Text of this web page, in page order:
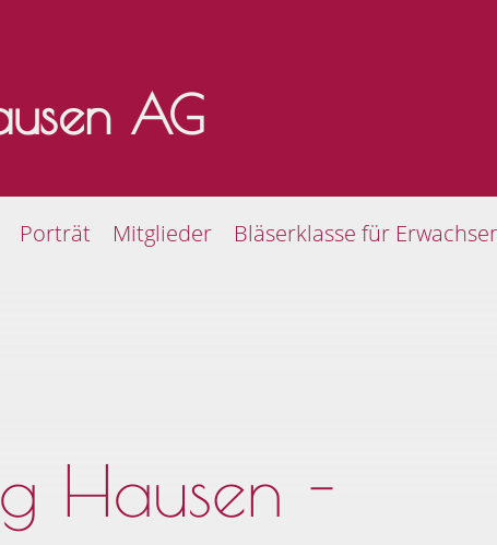
AG
Porträt Mitglieder Bläserklasse für
Hausen -